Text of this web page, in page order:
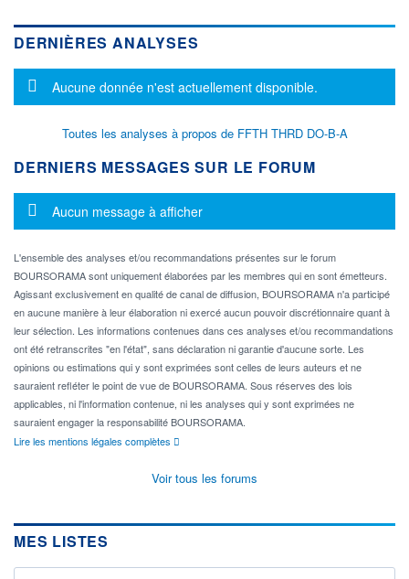
DERNIÈRES ANALYSES
Message d'information
Aucune donnée n'est actuellement disponible.
Toutes les analyses à propos de FFTH THRD DO-B-A
DERNIERS MESSAGES SUR LE FORUM
Message d'information
Aucun message à afficher
L'ensemble des analyses et/ou recommandations présentes sur le forum
BOURSORAMA sont uniquement élaborées par les membres qui en sont émetteurs.
Agissant exclusivement en qualité de canal de diffusion, BOURSORAMA n'a participé
en aucune manière à leur élaboration ni exercé aucun pouvoir discrétionnaire quant à
leur sélection. Les informations contenues dans ces analyses et/ou recommandations
ont été retranscrites "en l'état", sans déclaration ni garantie d'aucune sorte. Les
opinions ou estimations qui y sont exprimées sont celles de leurs auteurs et ne
sauraient refléter le point de vue de BOURSORAMA. Sous réserves des lois
applicables, ni l'information contenue, ni les analyses qui y sont exprimées ne
sauraient engager la responsabilité BOURSORAMA.
Lire les mentions légales complètes
Voir tous les forums
MES LISTES